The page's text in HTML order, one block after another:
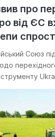
про
від ЄС
Союз